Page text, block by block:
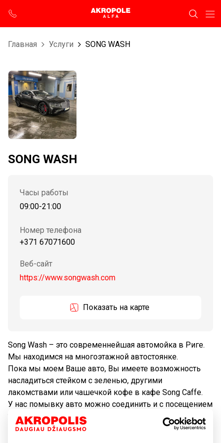
Главная Услуги SONG WASH
SONG WASH
Часы работы
09:00-21:00
Номер телефона
+371 67071600
Веб-сайт
https://www.songwash.com
Показать на карте
Song Wash – это современнейшая автомойка в Риге.
Мы находимся на многоэтажной автостоянке.
Пока мы моем Ваше авто, Вы имеете возможность
насладиться стейком с зеленью, другими
лакомствами или чашечкой кофе в кафе Song Caffe.
У нас помывку авто можно соединить и с посещением
торгового парка.
В предложении Song Wash имеется также собачья